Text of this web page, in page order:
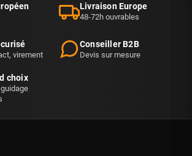
Livraison Europe
48-72h ouvrables
virement
Conseiller B2B
Devis sur mesure
choix